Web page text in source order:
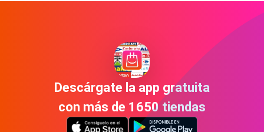
Descárgate la app gratuita
con más de 1650 tiendas